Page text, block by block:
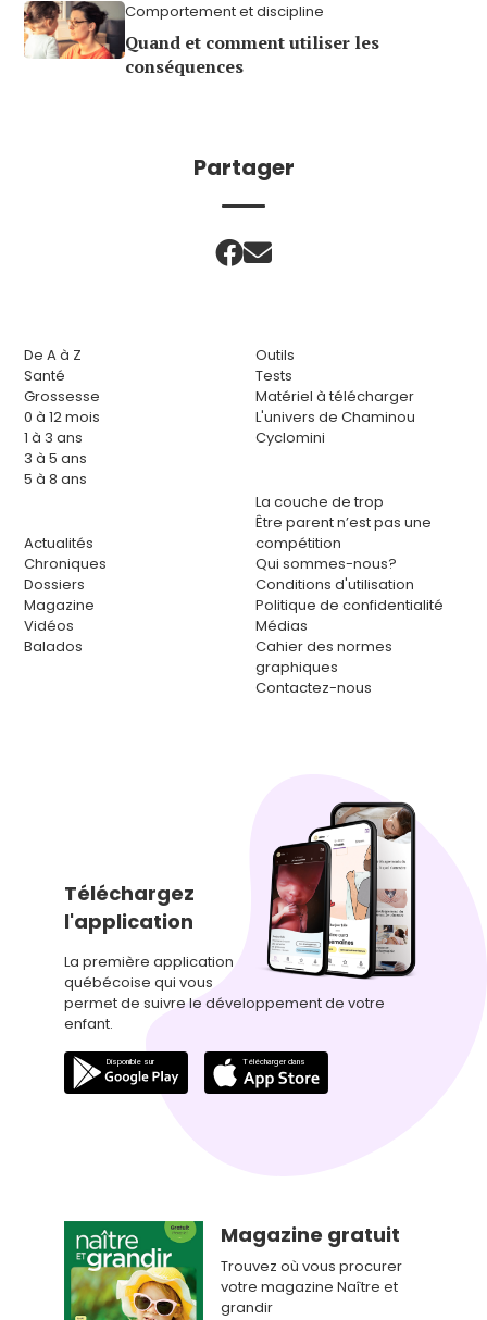
Comportement et discipline
Quand et comment utiliser les
conséquences
Partager
De A à Z
Santé
Grossesse
0 à 12 mois
1 à 3 ans
3 à 5 ans
5 à 8 ans
Actualités
Chroniques
Dossiers
Magazine
Vidéos
Balados
Outils
Tests
Matériel à télécharger
L'univers de Chaminou
Cyclomini
La couche de trop
Être parent n’est pas une
compétition
Qui sommes-nous?
Conditions d'utilisation
Politique de confidentialité
Médias
Cahier des normes
graphiques
Contactez-nous
Téléchargez
l'application
La première application
québécoise qui vous
permet de suivre le développement de votre
enfant.
Magazine gratuit
Trouvez où vous procurer
votre magazine Naître et
grandir